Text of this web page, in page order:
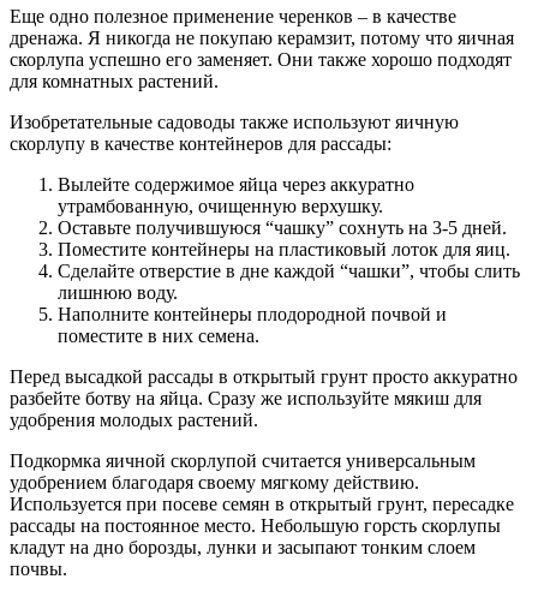
Еще одно полезное применение черенков – в качестве
дренажа. Я никогда не покупаю керамзит, потому что яичная
скорлупа успешно его заменяет. Они также хорошо подходят
для комнатных растений.
Изобретательные садоводы также используют яичную
скорлупу в качестве контейнеров для рассады:
Вылейте содержимое яйца через аккуратно
утрамбованную, очищенную верхушку.
Оставьте получившуюся “чашку” сохнуть на 3-5 дней.
Поместите контейнеры на пластиковый лоток для яиц.
Сделайте отверстие в дне каждой “чашки”, чтобы слить
лишнюю воду.
Наполните контейнеры плодородной почвой и
поместите в них семена.
Перед высадкой рассады в открытый грунт просто аккуратно
разбейте ботву на яйца. Сразу же используйте мякиш для
удобрения молодых растений.
Подкормка яичной скорлупой считается универсальным
удобрением благодаря своему мягкому действию.
Используется при посеве семян в открытый грунт, пересадке
рассады на постоянное место. Небольшую горсть скорлупы
кладут на дно борозды, лунки и засыпают тонким слоем
почвы.